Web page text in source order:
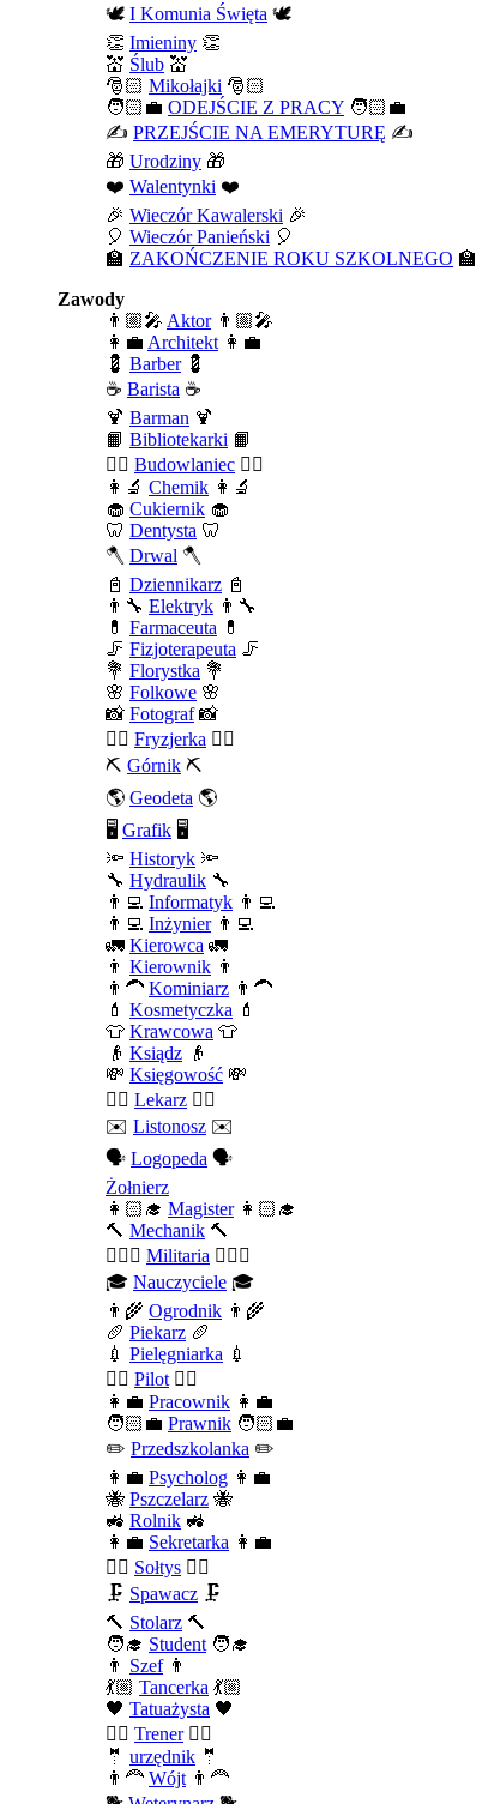
🕊️ I Komunia Święta 🕊️
👏 Imieniny 👏
💒 Ślub 💒
🎅🏻 Mikołajki 🎅🏻
🧑🏻‍💼 ODEJŚCIE Z PRACY 🧑🏻‍💼
✍️ PRZEJŚCIE NA EMERYTURĘ ✍️
🎁 Urodziny 🎁
❤️ Walentynki ❤️
🎉 Wieczór Kawalerski 🎉
🎈 Wieczór Panieński 🎈
🏫 ZAKOŃCZENIE ROKU SZKOLNEGO 🏫
Zawody
👨🏼‍🎤 Aktor👨🏼‍🎤
👩‍💼 Architekt 👩‍💼
💈 Barber💈
☕ Barista ☕
🍹 Barman 🍹
📙 Bibliotekarki 📙
👷‍♂️ Budowlaniec 👷‍♂️
👩‍🔬 Chemik 👩‍🔬
🧁 Cukiernik 🧁
🦷 Dentysta 🦷
🪓 Drwal 🪓
📓 Dziennikarz 📓
👨‍🔧 Elektryk 👨‍🔧
💊 Farmaceuta 💊
🦵 Fizjoterapeuta 🦵
💐 Florystka 💐
🌸 Folkowe 🌸
📸 Fotograf📸
💇‍♀️ Fryzjerka 💇‍♀️
⛏️ Górnik ⛏️
🌎 Geodeta 🌎
🖥️ Grafik 🖥️
🔦 Historyk 🔦
🔧 Hydraulik 🔧
👨‍💻 Informatyk 👨‍💻
👨‍💻 Inżynier👨‍💻
🚛 Kierowca 🚛
👨 Kierownik 👨
👨‍🦱 Kominiarz 👨‍🦱
💄 Kosmetyczka 💄
👕 Krawcowa 👕
👴 Ksiądz 👴
💸 Księgowość 💸
👨‍⚕️ Lekarz 👨‍⚕️
✉️ Listonosz ✉️
🗣️ Logopeda 🗣️
Żołnierz
👩🏻‍🎓 Magister👩🏻‍🎓
🔨 Mechanik 🔨
💂🏻‍♂️ Militaria 💂🏻‍♂️
🎓 Nauczyciele 🎓
👨‍🌾 Ogrodnik 👨‍🌾
🥖 Piekarz 🥖
💉 Pielęgniarka 💉
👨‍✈️ Pilot 👨‍✈️
👩‍💼 Pracownik 👩‍💼
🧑🏻‍💼 Prawnik 🧑🏻‍💼
✏️ Przedszkolanka ✏️
👩‍💼 Psycholog 👩‍💼
🐝 Pszczelarz 🐝
🚜 Rolnik 🚜
👩‍💼 Sekretarka 👩‍💼
🧍‍♂️ Sołtys 🧍‍♂️
🗜️ Spawacz 🗜️
🔨 Stolarz 🔨
🧑‍🎓 Student 🧑‍🎓
👨 Szef👨
💃🏼 Tancerka 💃🏼
🖤 Tatuażysta 🖤
🏄‍♂️ Trener🏄‍♂️
🤵 urzędnik 🤵
👨‍🦰 Wójt 👨‍🦰